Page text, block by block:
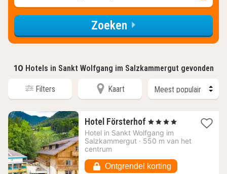
Zoeken
10 Hotels in Sankt Wolfgang im Salzkammergut gevonden
Filters Kaart
Hotel Försterhof 1
nacht
vanaf
€
, 4 Sterren
Hotel in Sankt Wolfgang im
Salzkammergut · 550 m van het
centrum
Ontgrendel korting